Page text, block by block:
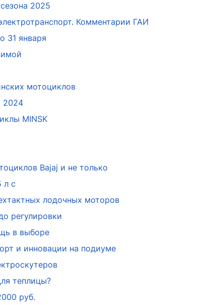
2025
Комментарии ГАИ
31 января
мотоциклов
2024
MINSK
Bajaj и не только
л с
лодочных моторов
регулировки
в выборе
и инновации на подиуме
теплицы?
руб.